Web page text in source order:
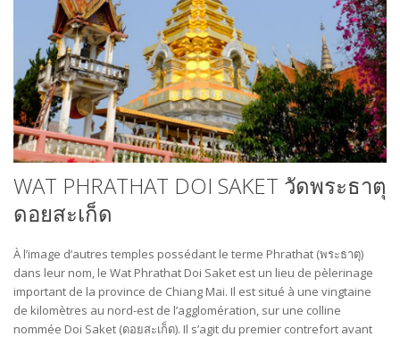
WAT PHRATHAT DOI SAKET วัดพระธาตุ
ดอยสะเก็ด
À l’image d’autres temples possédant le terme Phrathat (พระธาตุ)
dans leur nom, le Wat Phrathat Doi Saket est un lieu de pèlerinage
important de la province de Chiang Mai. Il est situé à une vingtaine
de kilomètres au nord-est de l’agglomération, sur une colline
nommée Doi Saket (ดอยสะเก็ด). Il s’agit du premier contrefort avant